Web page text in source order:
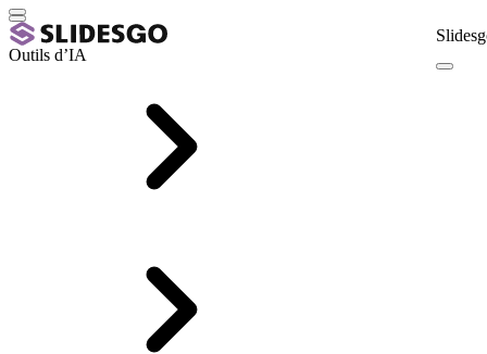
Outils d’IA